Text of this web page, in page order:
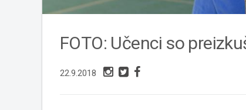
FOTO: Učenci so
22.9.2018